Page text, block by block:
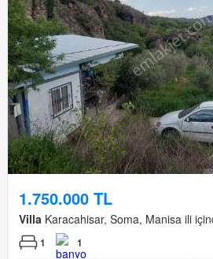
1.750.000 TL
Villa Karacahisar, Soma, Manisa ili
1 1